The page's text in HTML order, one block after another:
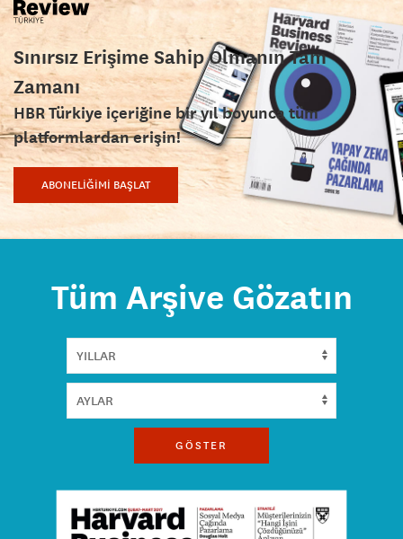
Sınırsız Erişime Sahip Olmanın Tam
Zamanı
HBR Türkiye içeriğine bir yıl boyunca tüm
platformlardan erişin!
ABONELİĞİMİ BAŞLAT
Tüm Arşive Gözatın
GÖSTER